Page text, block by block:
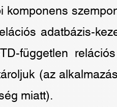
komponens
adatbázis-
független
(az
miatt).